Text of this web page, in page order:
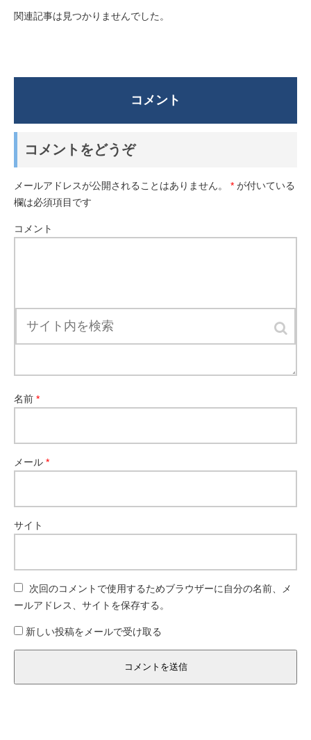
関連記事は見つかりませんでした。
コメント
コメントをどうぞ
メールアドレスが公開されることはありません。 * が付いている
欄は必須項目です
コメント
名前 *
メール *
サイト
次回のコメントで使用するためブラウザーに自分の名前、メ
ールアドレス、サイトを保存する。
新しい投稿をメールで受け取る